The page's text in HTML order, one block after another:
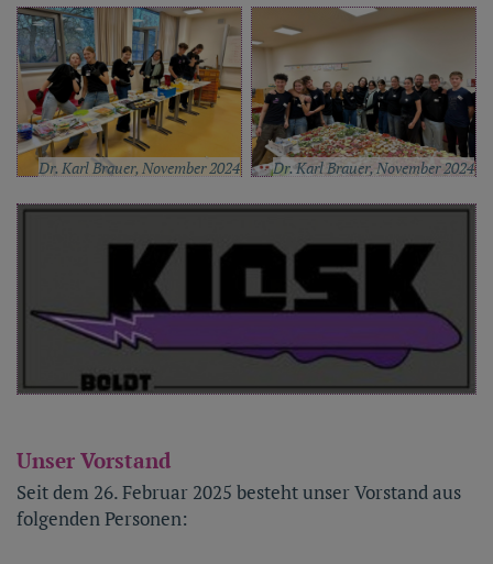
Dr. Karl Brauer, November 2024 Dr. Karl Brauer, November 2024
Unser Vorstand
Seit dem 26. Februar 2025 besteht unser Vorstand aus
folgenden Personen: